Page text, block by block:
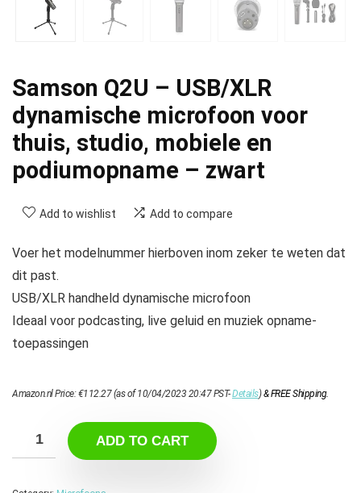
Samson Q2U – USB/XLR
dynamische microfoon voor
thuis, studio, mobiele en
podiumopname – zwart
Add to wishlist Add to compare
Voer het modelnummer hierboven inom zeker te weten dat
dit past.
USB/XLR handheld dynamische microfoon
Ideaal voor podcasting, live geluid en muziek opname-
toepassingen
Amazon.nl Price:€112.27(as of 10/04/2023 20:47 PST-Details)&FREE Shipping.
ADD TO CART